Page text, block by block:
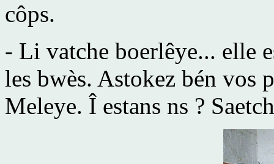
côps.
- Li vatche boerlêye... elle
les bwès. Astokez bén vos
Meleye. Î estans ns ?